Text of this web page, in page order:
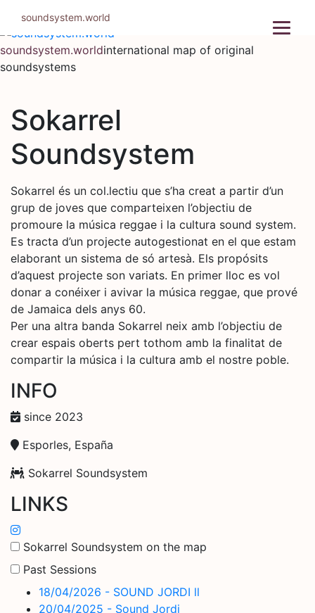
content
soundsystem.worldinternational map of original
soundsystems
Sokarrel
Soundsystem
Sokarrel és un col.lectiu que s’ha creat a partir d’un
grup de joves que comparteixen l’objectiu de
promoure la música reggae i la cultura sound system.
Es tracta d’un projecte autogestionat en el que estam
elaborant un sistema de só artesà. Els propósits
d’aquest projecte son variats. En primer lloc es vol
donar a conéixer i avivar la música reggae, que prové
de Jamaica dels anys 60.
Per una altra banda Sokarrel neix amb l’objectiu de
crear espais oberts pert tothom amb la finalitat de
compartir la música i la cultura amb el nostre poble.
INFO
since 2023
Esporles, España
Sokarrel Soundsystem
LINKS
Sokarrel Soundsystem on the map
Past Sessions
18/04/2026 - SOUND JORDI ll
20/04/2025 - Sound Jordi
soundsystem.world